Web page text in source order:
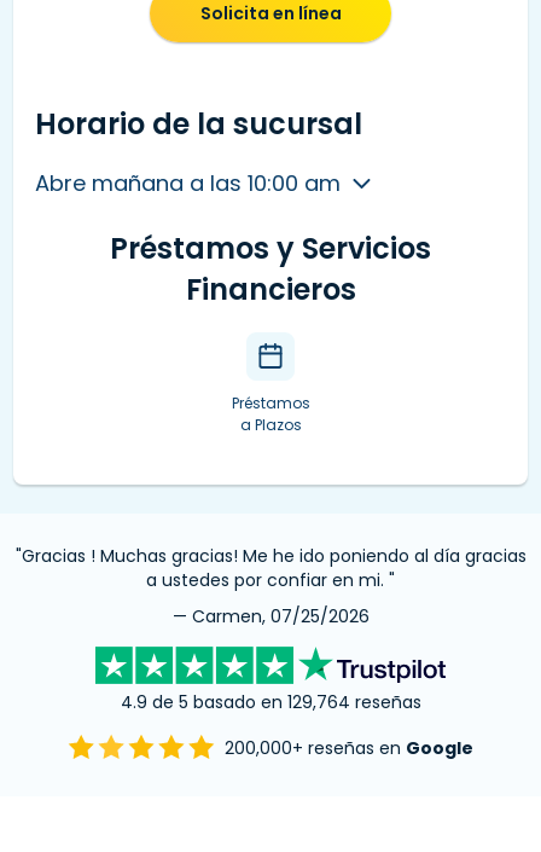
Solicita en línea
Horario de la sucursal
Abre mañana a las 10:00 am
Préstamos y Servicios
Financieros
Préstamos
a Plazos
"Gracias ! Muchas gracias! Me he ido poniendo al día gracias
a ustedes por confiar en mi. "
— Carmen, 07/25/2026
4.9 de 5 basado en 129,764 reseñas
200,000+ reseñas en Google